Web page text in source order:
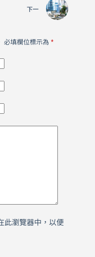
下一
必填欄位標示為 *
此瀏覽器中，以便